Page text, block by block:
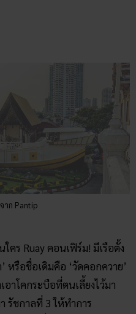
ก Pantip
ร Ruay คอนเฟิร์ม! มีเรือตั้ง
หรือชื่อเดิมคือ ‘วัดคอกควาย’
าโคกระบือที่ตนเลี้ยงไว้มา
รัชกาลที่ 3 ให้ทำการ